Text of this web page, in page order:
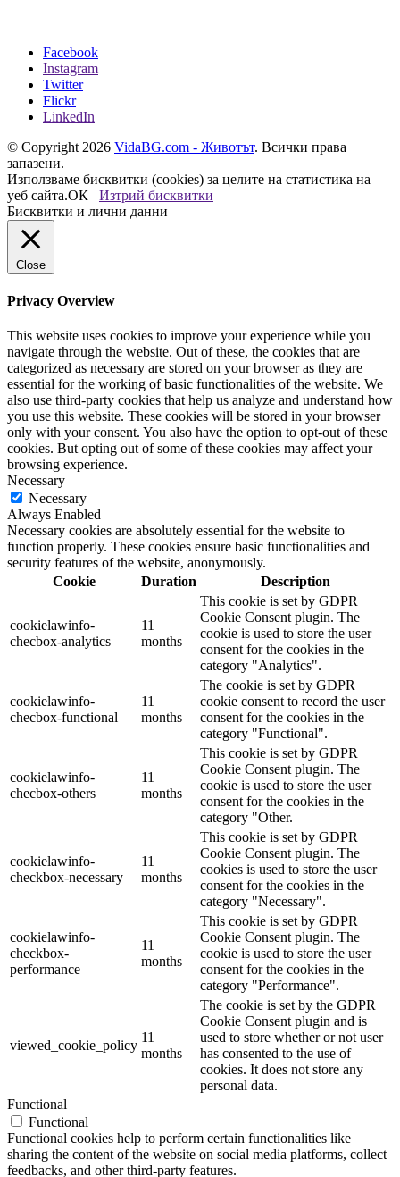
Facebook
Instagram
Twitter
Flickr
LinkedIn
© Copyright 2026 VidaBG.com - Животът. Всички права
запазени.
Използваме бисквитки (cookies) за целите на статистика на
уеб сайта.ОК
Изтрий бисквитки
Бисквитки и лични данни
Close
Privacy Overview
This website uses cookies to improve your experience while you
navigate through the website. Out of these, the cookies that are
categorized as necessary are stored on your browser as they are
essential for the working of basic functionalities of the website. We
also use third-party cookies that help us analyze and understand how
you use this website. These cookies will be stored in your browser
only with your consent. You also have the option to opt-out of these
cookies. But opting out of some of these cookies may affect your
browsing experience.
Necessary
Necessary
Always Enabled
Necessary cookies are absolutely essential for the website to
function properly. These cookies ensure basic functionalities and
security features of the website, anonymously.
Cookie
Duration Description
cookielawinfo-
checbox-analytics
11
months
This cookie is set by GDPR
Cookie Consent plugin. The
cookie is used to store the user
consent for the cookies in the
category "Analytics".
cookielawinfo-
checbox-functional
11
months
The cookie is set by GDPR
cookie consent to record the user
consent for the cookies in the
category "Functional".
cookielawinfo-
checbox-others
11
months
This cookie is set by GDPR
Cookie Consent plugin. The
cookie is used to store the user
consent for the cookies in the
category "Other.
cookielawinfo-
checkbox-necessary
11
months
This cookie is set by GDPR
Cookie Consent plugin. The
cookies is used to store the user
consent for the cookies in the
category "Necessary".
cookielawinfo-
checkbox-
performance
11
months
This cookie is set by GDPR
Cookie Consent plugin. The
cookie is used to store the user
consent for the cookies in the
category "Performance".
viewed_cookie_policy
11
months
The cookie is set by the GDPR
Cookie Consent plugin and is
used to store whether or not user
has consented to the use of
cookies. It does not store any
personal data.
Functional
Functional
Functional cookies help to perform certain functionalities like
sharing the content of the website on social media platforms, collect
feedbacks, and other third-party features.